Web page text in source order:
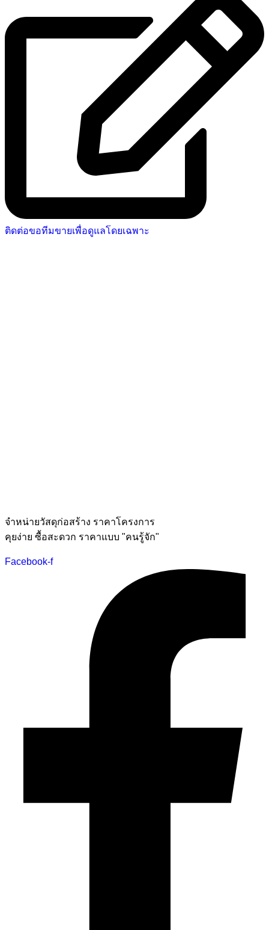
ติดต่อขอทีมขายเพื่อดูแลโดยเฉพาะ
จำหน่ายวัสดุก่อสร้าง ราคาโครงการ
คุยง่าย ซื้อสะดวก ราคาแบบ "คนรู้จัก"
Facebook-f